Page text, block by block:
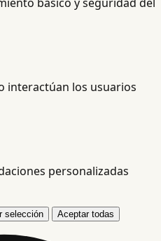
interactúan los usuarios
personalizadas
selección Aceptar todas